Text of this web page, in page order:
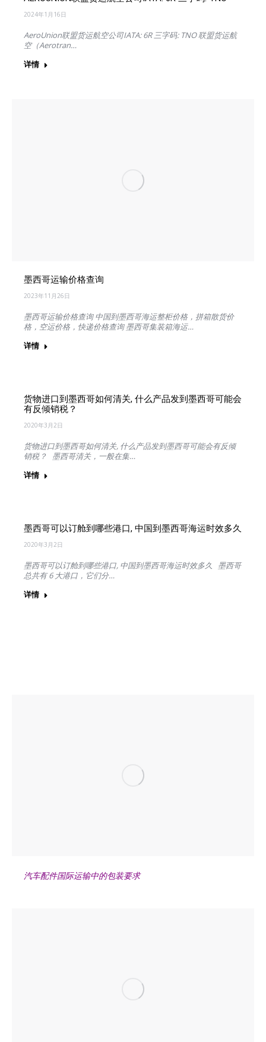
2024年1月16日
AeroUnion联盟货运航空公司IATA: 6R 三字码: TNO 联盟货运航
空（Aerotran…
详情
墨西哥运输价格查询
2023年11月26日
墨西哥运输价格查询 中国到墨西哥海运整柜价格，拼箱散货价
格，空运价格，快递价格查询 墨西哥集装箱海运…
详情
货物进口到墨西哥如何清关, 什么产品发到墨西哥可能会
有反倾销税？
2020年3月2日
货物进口到墨西哥如何清关, 什么产品发到墨西哥可能会有反倾
销税？ 墨西哥清关，一般在集…
详情
墨西哥可以订舱到哪些港口, 中国到墨西哥海运时效多久
2020年3月2日
墨西哥可以订舱到哪些港口, 中国到墨西哥海运时效多久 墨西哥
总共有 6 大港口，它们分…
详情
汽车配件国际运输中的包装要求